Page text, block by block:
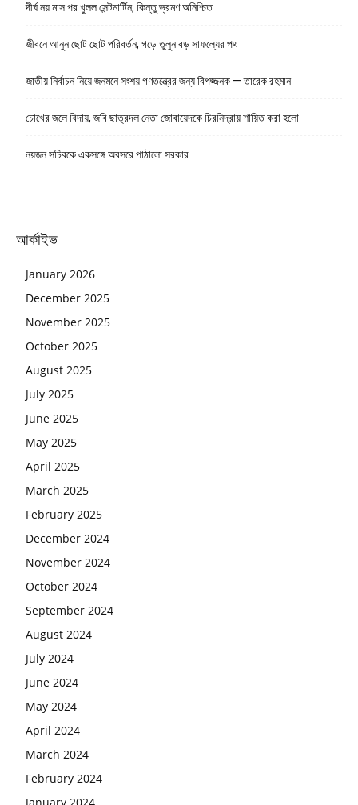
দীর্ঘ নয় মাস পর খুলল সেন্টমার্টিন, কিন্তু ভ্রমণ অনিশ্চিত
জীবনে আনুন ছোট ছোট পরিবর্তন, গড়ে তুলুন বড় সাফল্যের পথ
জাতীয় নির্বাচন নিয়ে জনমনে সংশয় গণতন্ত্রের জন্য বিপজ্জনক — তারেক রহমান
চোখের জলে বিদায়, জবি ছাত্রদল নেতা জোবায়েদকে চিরনিদ্রায় শায়িত করা হলো
নয়জন সচিবকে একসঙ্গে অবসরে পাঠালো সরকার
আর্কাইভ
January 2026
December 2025
November 2025
October 2025
August 2025
July 2025
June 2025
May 2025
April 2025
March 2025
February 2025
December 2024
November 2024
October 2024
September 2024
August 2024
July 2024
June 2024
May 2024
April 2024
March 2024
February 2024